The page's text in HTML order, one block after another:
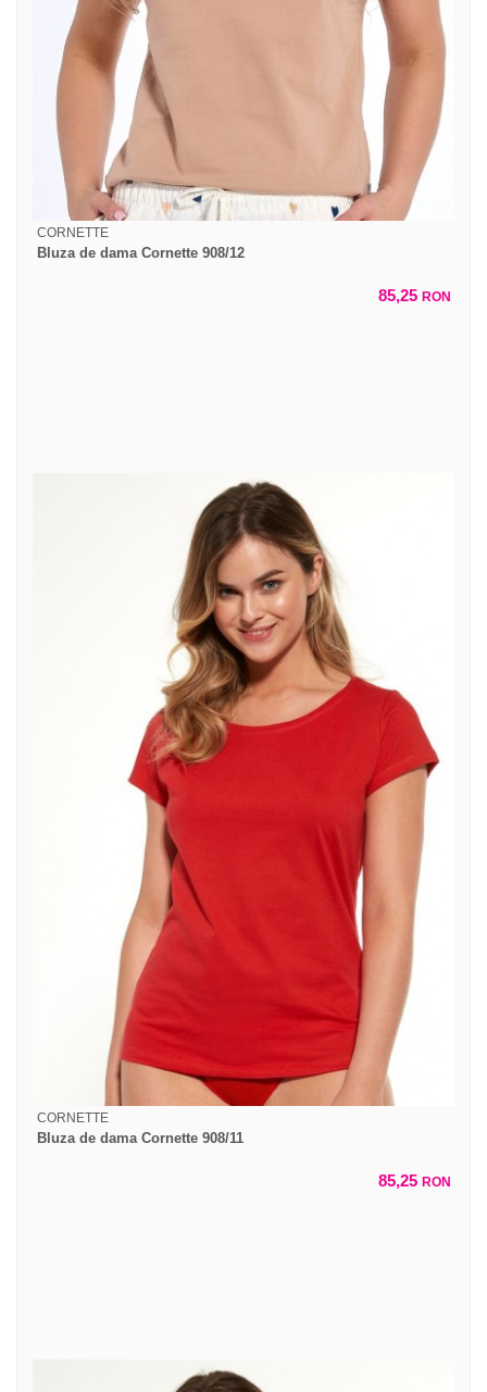
CORNETTE
Bluza de dama Cornette 908/12
85,25 RON
CORNETTE
Bluza de dama Cornette 908/11
85,25 RON